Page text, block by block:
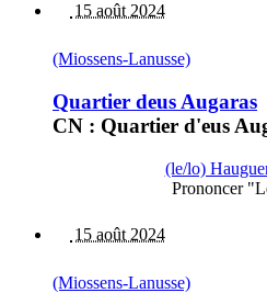
15 août 2024
(Miossens-Lanusse)
Quartier deus Augaras
CN : Quartier d'eus
(le/lo)
Prononcer
15 août 2024
(Miossens-Lanusse)